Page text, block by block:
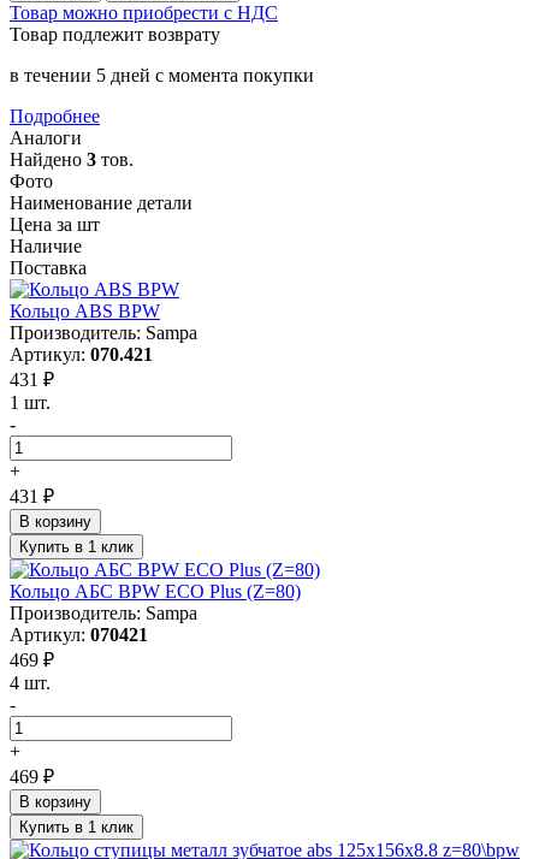
Товар можно приобрести с НДС
Товар подлежит возврату
в течении 5 дней с момента покупки
Подробнее
Аналоги
Найдено 3 тов.
Фото
Наименование детали
Цена за шт
Наличие
Поставка
Кольцо ABS BPW
Производитель: Sampa
Артикул: 070.421
431 ₽
1 шт.
-
+
431 ₽
В корзину
Купить в 1 клик
Кольцо АБС BPW ECO Plus (Z=80)
Производитель: Sampa
Артикул: 070421
469 ₽
4 шт.
-
+
469 ₽
В корзину
Купить в 1 клик